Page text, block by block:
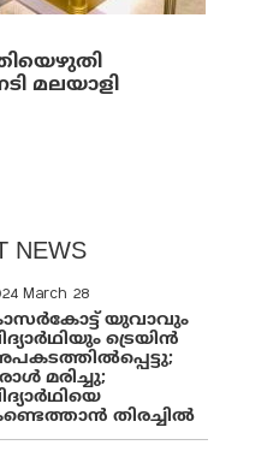
മലയാളി
NEWS
March 28
യുവാവും
ട്രെയിൻ
മരിച്ചു;
തിരച്ചിൽ